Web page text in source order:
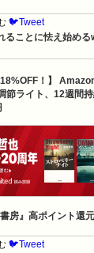
🐦Tweet
ることに怯え始め
！】
節ライト、12週間
房』高ポイント還
🐦Tweet